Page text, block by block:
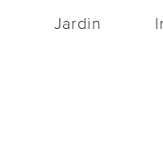
Jardin